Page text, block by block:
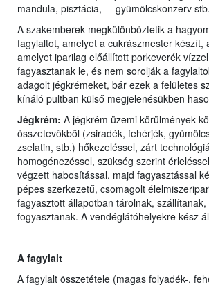
mandula, pisztácia, gyümölcskonzerv
A szakemberek megkülönböztetik a
fagylaltot, amelyet a cukrászmester készít,
amelyet iparilag előállított porkeverék
fagyasztanak le, és nem sorolják a
adagolt jégkrémeket, bár ezek a felületes
kínáló pultban külső megjelenésükben
Jégkrém: A jégkrém üzemi körülmények
összetevőkből (zsiradék, fehérjék,
zselatin, stb.) hőkezeléssel, zárt
homogénezéssel, szükség szerint
végzett habosítással, majd fagyasztással
pépes szerkezetű, csomagolt
fagyasztott állapotban tárolnak,
fogyasztanak. A vendéglátóhelyekre kész
A fagylalt
A fagylalt összetétele (magas folyadék-,